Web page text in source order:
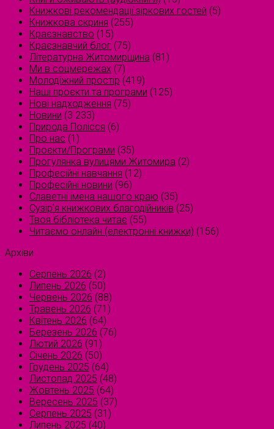
Книжкові рекомендації зіркових гостей (5)
Книжкова скриня (255)
Краєзнавство (15)
Краєзнавчий блог (75)
Літературна Житомирщина (81)
Ми в соцмережах (7)
Молодіжний простір (419)
Наші проєкти та програми (125)
Нові надходження (75)
Новини (3 233)
Природа Полісся (6)
Про нас (1)
Проєкти/Програми (35)
Прогулянка вулицями Житомира (2)
Професійні навчання (12)
Професійні новини (96)
Славетні імена нашого краю (35)
Сузірʼя книжкових благодійників (25)
Твоя бібліотека читає (55)
Читаємо онлайн (електронні книжки) (156)
Архіви
Серпень 2026 (2)
Липень 2026 (50)
Червень 2026 (88)
Травень 2026 (71)
Квітень 2026 (64)
Березень 2026 (76)
Лютий 2026 (91)
Січень 2026 (50)
Грудень 2025 (64)
Листопад 2025 (48)
Жовтень 2025 (64)
Вересень 2025 (37)
Серпень 2025 (31)
Липень 2025 (40)